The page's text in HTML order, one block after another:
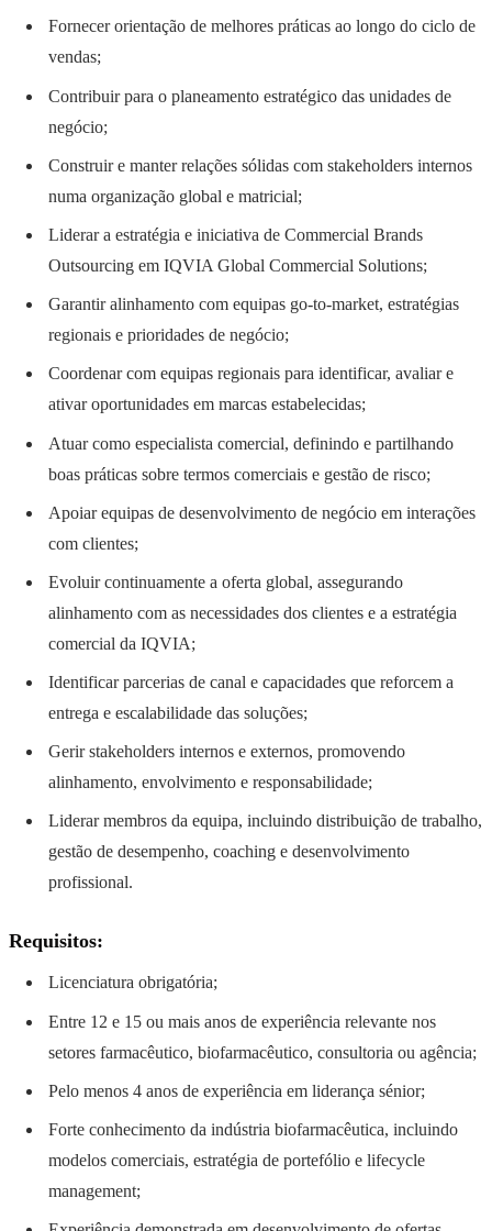
Fornecer orientação de melhores práticas ao longo do ciclo de
vendas;
Contribuir para o planeamento estratégico das unidades de
negócio;
Construir e manter relações sólidas com stakeholders internos
numa organização global e matricial;
Liderar a estratégia e iniciativa de Commercial Brands
Outsourcing em IQVIA Global Commercial Solutions;
Garantir alinhamento com equipas go-to-market, estratégias
regionais e prioridades de negócio;
Coordenar com equipas regionais para identificar, avaliar e
ativar oportunidades em marcas estabelecidas;
Atuar como especialista comercial, definindo e partilhando
boas práticas sobre termos comerciais e gestão de risco;
Apoiar equipas de desenvolvimento de negócio em interações
com clientes;
Evoluir continuamente a oferta global, assegurando
alinhamento com as necessidades dos clientes e a estratégia
comercial da IQVIA;
Identificar parcerias de canal e capacidades que reforcem a
entrega e escalabilidade das soluções;
Gerir stakeholders internos e externos, promovendo
alinhamento, envolvimento e responsabilidade;
Liderar membros da equipa, incluindo distribuição de trabalho,
gestão de desempenho, coaching e desenvolvimento
profissional.
Requisitos:
Licenciatura obrigatória;
Entre 12 e 15 ou mais anos de experiência relevante nos
setores farmacêutico, biofarmacêutico, consultoria ou agência;
Pelo menos 4 anos de experiência em liderança sénior;
Forte conhecimento da indústria biofarmacêutica, incluindo
modelos comerciais, estratégia de portefólio e lifecycle
management;